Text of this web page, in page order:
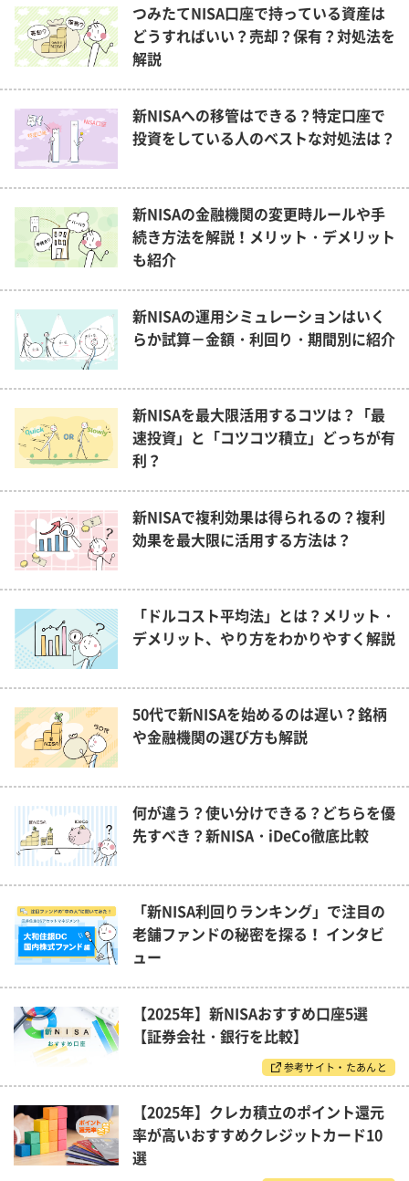
つみたてNISA口座で持っている資産は
どうすればいい？売却？保有？対処法を
解説
新NISAへの移管はできる？特定口座で
投資をしている人のベストな対処法は？
新NISAの金融機関の変更時ルールや手
続き方法を解説！メリット・デメリット
も紹介
新NISAの運用シミュレーションはいく
らか試算－金額・利回り・期間別に紹介
新NISAを最大限活用するコツは？「最
速投資」と「コツコツ積立」どっちが有
利？
新NISAで複利効果は得られるの？複利
効果を最大限に活用する方法は？
「ドルコスト平均法」とは？メリット・
デメリット、やり方をわかりやすく解説
50代で新NISAを始めるのは遅い？銘柄
や金融機関の選び方も解説
何が違う？使い分けできる？どちらを優
先すべき？新NISA・iDeCo徹底比較
「新NISA利回りランキング」で注目の
老舗ファンドの秘密を探る！ インタビ
ュー
【2025年】新NISAおすすめ口座5選
【証券会社・銀行を比較】
参考サイト・たあんと
【2025年】クレカ積立のポイント還元
率が高いおすすめクレジットカード10
選